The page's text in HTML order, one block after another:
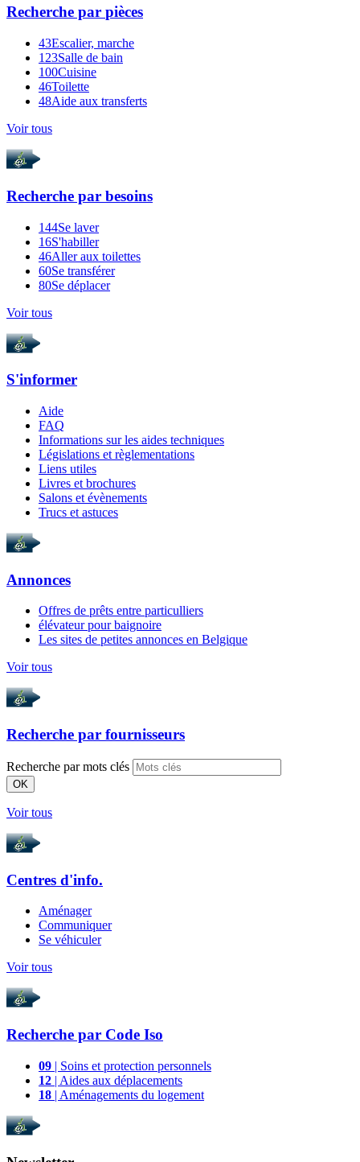
Recherche par pièces
43Escalier, marche
123Salle de bain
100Cuisine
46Toilette
48Aide aux transferts
Voir tous
Recherche par besoins
144Se laver
16S'habiller
46Aller aux toilettes
60Se transférer
80Se déplacer
Voir tous
S'informer
Aide
FAQ
Informations sur les aides techniques
Législations et règlementations
Liens utiles
Livres et brochures
Salons et évènements
Trucs et astuces
Annonces
Offres de prêts entre particulliers
élévateur pour baignoire
Les sites de petites annonces en Belgique
Voir tous
Recherche par fournisseurs
Recherche par mots clés
OK
Voir tous
Centres d'info.
Aménager
Communiquer
Se véhiculer
Voir tous
Recherche par Code Iso
09 | Soins et protection personnels
12 | Aides aux déplacements
18 | Aménagements du logement